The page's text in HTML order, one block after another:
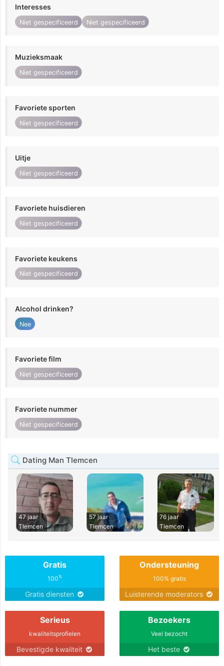
Interesses
Niet gespecificeerd Niet gespecificeerd
Muzieksmaak
Niet gespecificeerd
Favoriete sporten
Niet gespecificeerd
Uitje
Niet gespecificeerd
Favoriete huisdieren
Niet gespecificeerd
Favoriete keukens
Niet gespecificeerd
Alcohol drinken?
Nee
Favoriete film
Niet gespecificeerd
Favoriete nummer
Niet gespecificeerd
Dating Man Tlemcen
47 jaar
Tlemcen
57 jaar
Tlemcen
76 jaar
Tlemcen
Gratis
100%
Gratis diensten
Ondersteuning
100% gratis
Luisterende moderators
Serieus
kwaliteitsprofielen
Bevestigde kwaliteit
Bezoekers
Veel bezocht
Het beste